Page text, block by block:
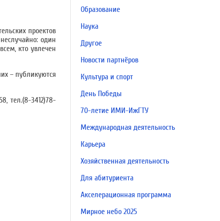
проектов
один
кто увлечен
– публикуются
тел.(8-3412)78-
Образование
Наука
Другое
Новости партнёров
Культура и спорт
День Победы
70-летие ИМИ-ИжГТУ
Международная деятельность
Карьера
Хозяйственная деятельность
Для абитуриента
Акселерационная программа
Мирное небо 2025